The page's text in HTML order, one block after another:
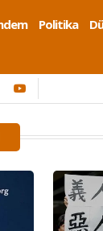
Politika